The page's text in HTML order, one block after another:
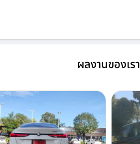
ผลงานของเรา